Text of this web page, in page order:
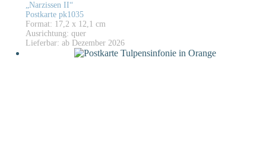
„Narzissen II“
Postkarte pk1035
Format: 17,2 x 12,1 cm
Ausrichtung: quer
Lieferbar: ab Dezember 2026